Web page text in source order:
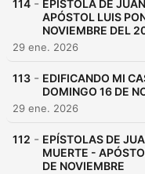
114 - EPÍSTOLA DE
APÓSTOL LUIS
NOVIEMBRE DEL
29 ene. 2026
113 - EDIFICANDO MI
DOMINGO 16 DE
29 ene. 2026
112 - EPÍSTOLAS DE
MUERTE -
DE NOVIEMBRE